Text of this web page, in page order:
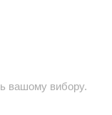
вашому вибору.